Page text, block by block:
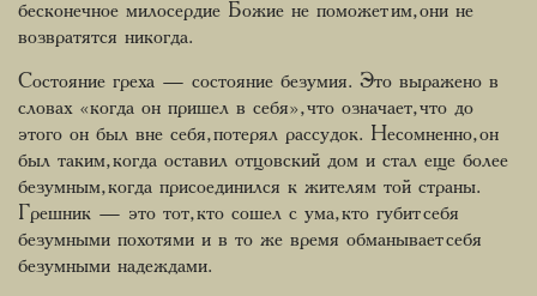
бесконечное милосердие Божие не поможет им, они не
возвратятся никогда.
Состояние греха — состояние безумия. Это выражено в
словах «когда он пришел в себя», что означает, что до
этого он был вне себя, потерял рассудок. Несомненно, он
был таким, когда оставил отцовский дом и стал еще более
безумным, когда присоединился к жителям той страны.
Грешник — это тот, кто сошел с ума, кто губит себя
безумными похотями и в то же время обманывает себя
безумными надеждами.